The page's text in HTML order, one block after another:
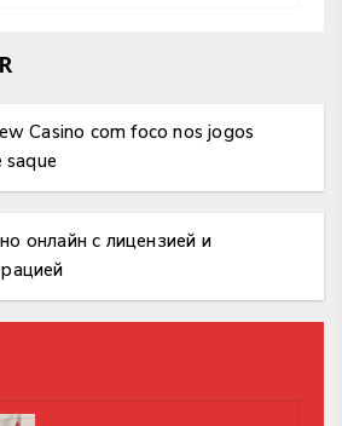
Casino com foco nos jogos
онлайн с лицензией и